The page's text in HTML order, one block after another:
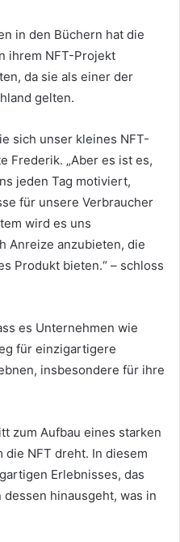
in den Büchern hat die
ihrem NFT-Projekt
da sie als einer der
gelten.
sich unser kleines NFT-
Frederik. „Aber es ist es,
jeden Tag motiviert,
für unsere Verbraucher
wird es uns
Anreize anzubieten, die
Produkt bieten.“ – schloss
es Unternehmen wie
für einzigartigere
insbesondere für ihre
zum Aufbau eines starken
die NFT dreht. In diesem
Erlebnisses, das
hinausgeht, was in